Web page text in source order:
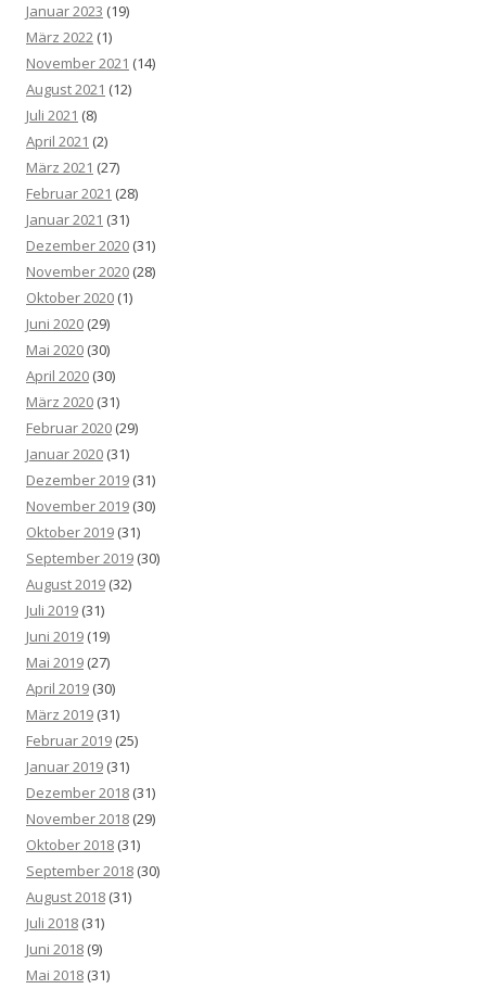
Januar 2023 (19)
März 2022 (1)
November 2021 (14)
August 2021 (12)
Juli 2021 (8)
April 2021 (2)
März 2021 (27)
Februar 2021 (28)
Januar 2021 (31)
Dezember 2020 (31)
November 2020 (28)
Oktober 2020 (1)
Juni 2020 (29)
Mai 2020 (30)
April 2020 (30)
März 2020 (31)
Februar 2020 (29)
Januar 2020 (31)
Dezember 2019 (31)
November 2019 (30)
Oktober 2019 (31)
September 2019 (30)
August 2019 (32)
Juli 2019 (31)
Juni 2019 (19)
Mai 2019 (27)
April 2019 (30)
März 2019 (31)
Februar 2019 (25)
Januar 2019 (31)
Dezember 2018 (31)
November 2018 (29)
Oktober 2018 (31)
September 2018 (30)
August 2018 (31)
Juli 2018 (31)
Juni 2018 (9)
Mai 2018 (31)